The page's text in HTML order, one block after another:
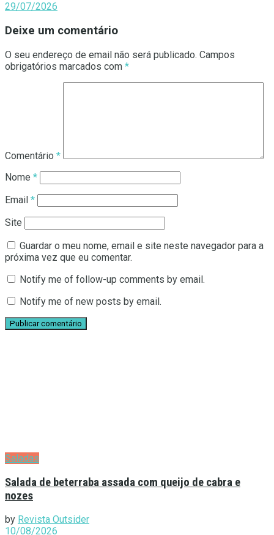
29/07/2026
Deixe um comentário
O seu endereço de email não será publicado. Campos
obrigatórios marcados com *
Comentário *
Nome *
Email *
Site
Guardar o meu nome, email e site neste navegador para a
próxima vez que eu comentar.
Notify me of follow-up comments by email.
Notify me of new posts by email.
Saladas
Salada de beterraba assada com queijo de cabra e
nozes
by Revista Outsider
10/08/2026